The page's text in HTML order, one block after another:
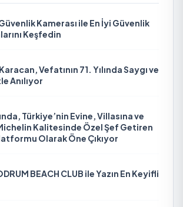
Kamerası ile En İyi Güvenlik
Keşfedin
Vefatının 71. Yılında Saygı ve
Anılıyor
Türkiye’nin Evine, Villasına ve
Kalitesinde Özel Şef Getiren
Olarak Öne Çıkıyor
BEACH CLUB ile Yazın En Keyifli